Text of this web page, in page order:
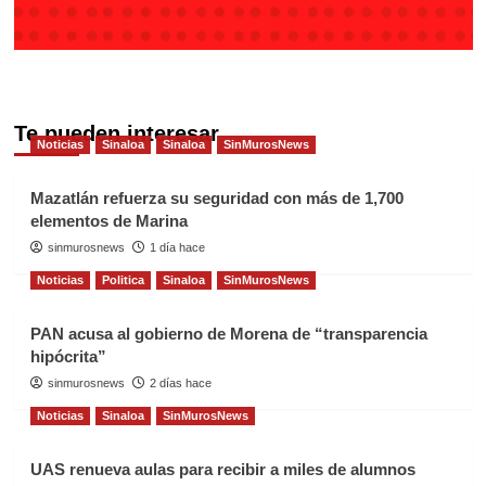
Te pueden interesar
Noticias Sinaloa Sinaloa SinMurosNews
Mazatlán refuerza su seguridad con más de 1,700
elementos de Marina
sinmurosnews 1 día hace
Noticias Politica Sinaloa SinMurosNews
PAN acusa al gobierno de Morena de “transparencia
hipócrita”
sinmurosnews 2 días hace
Noticias Sinaloa SinMurosNews
UAS renueva aulas para recibir a miles de alumnos